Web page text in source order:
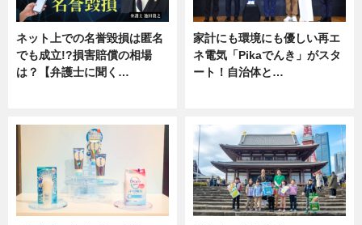
ネット上での名誉毀損は匿名
でも成立!?損害賠償の相場
は？【弁護士に聞く…
家計にも環境にも優しい再エ
ネ電気「Pikaでんき」がスタ
ート！自治体と…